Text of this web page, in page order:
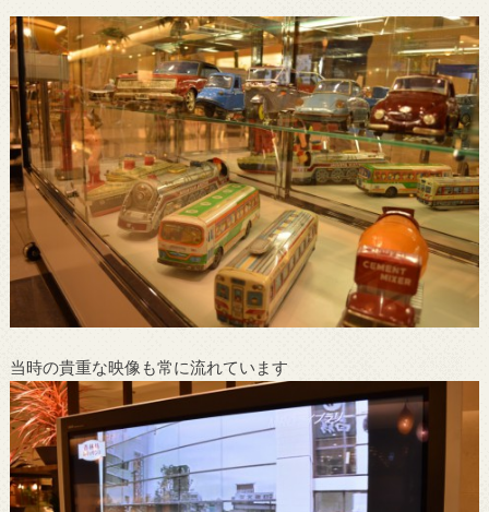
当時の貴重な映像も常に流れています